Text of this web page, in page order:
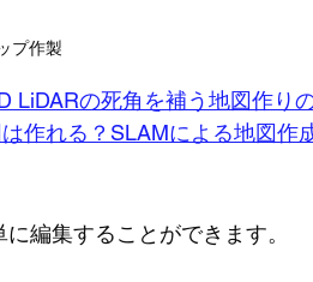
プ作製
LiDARの死角を補う地図作り
作れる？SLAMによる地図作
編集することができます。